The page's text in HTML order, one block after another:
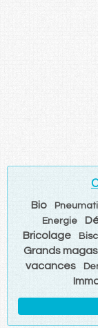
Bio
Energie
Bricolage
Grands
vacances